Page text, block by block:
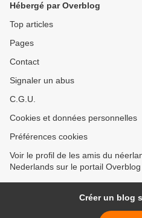
Hébergé par Overblog
Top articles
Pages
Contact
Signaler un abus
C.G.U.
Cookies et données personnelles
Préférences cookies
Voir le profil de les amis du
Nederlands sur le portail Overblog
Créer un blog